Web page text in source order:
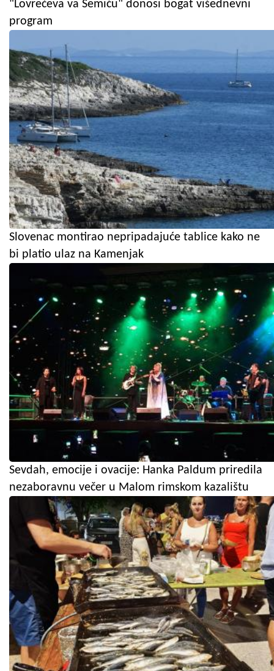
"Lovrečeva va Semiću" donosi bogat višednevni
program
Slovenac montirao nepripadajuće tablice kako ne
bi platio ulaz na Kamenjak
Sevdah, emocije i ovacije: Hanka Paldum priredila
nezaboravnu večer u Malom rimskom kazalištu